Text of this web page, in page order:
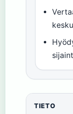
TIETO